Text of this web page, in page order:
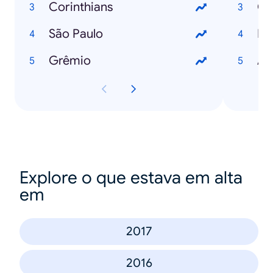
Corinthians
São Paulo
Grêmio
A
Explore o que estava em alta
em
2017
2016